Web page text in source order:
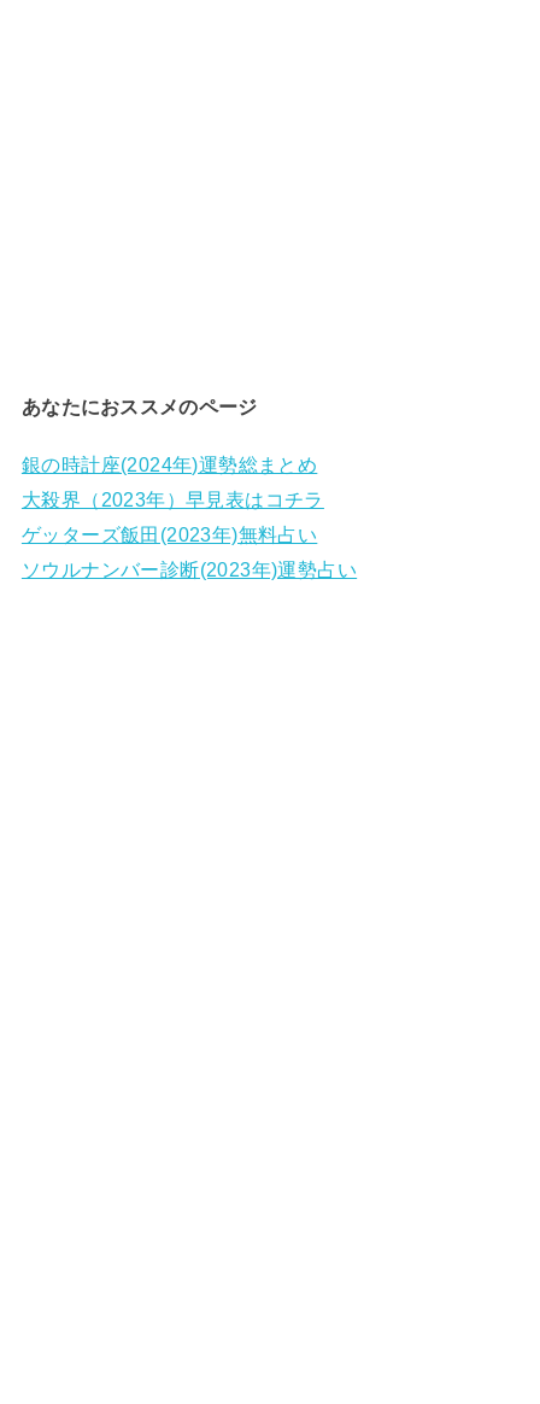
あなたにおススメのページ
銀の時計座(2024年)運勢総まとめ
大殺界（2023年）早見表はコチラ
ゲッターズ飯田(2023年)無料占い
ソウルナンバー診断(2023年)運勢占い